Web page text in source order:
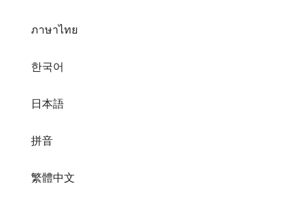
ภาษาไทย
한국어
日本語
拼音
繁體中文